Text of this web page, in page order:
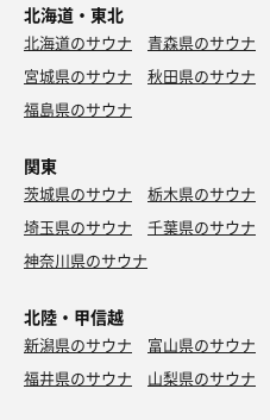
北海道・東北
北海道のサウナ 青森県のサウナ
宮城県のサウナ
秋田県のサウナ
福島県のサウナ
関東
茨城県のサウナ 栃木県のサウナ
埼玉県のサウナ
千葉県のサウナ
神奈川県のサウナ
北陸・甲信越
新潟県のサウナ 富山県のサウナ
福井県のサウナ
山梨県のサウナ